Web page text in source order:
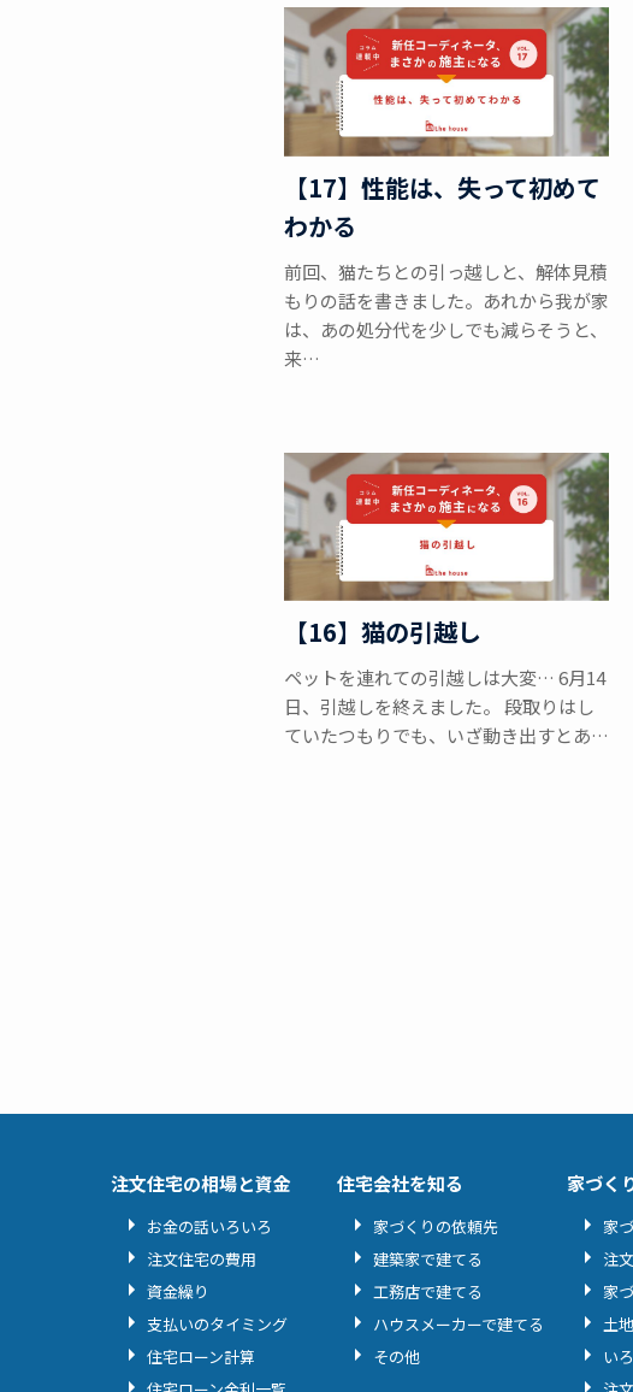
【17】性能は、失って初めて
わかる
前回、猫たちとの引っ越しと、解体見積
もりの話を書きました。あれから我が家
は、あの処分代を少しでも減らそうと、
来…
【16】猫の引越し
ペットを連れての引越しは大変… 6月14
日、引越しを終えました。 段取りはし
ていたつもりでも、いざ動き出すとあ…
注文住宅の相場と資金
お金の話いろいろ
注文住宅の費用
資金繰り
支払いのタイミング
住宅ローン計算
住宅会社を知る
家づくりの依頼先
建築家で建てる
工務店で建てる
ハウスメーカーで建てる
その他
家づく
家
注
家
土
い